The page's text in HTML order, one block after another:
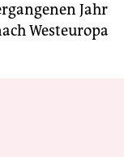
Jahr
Westeuropa